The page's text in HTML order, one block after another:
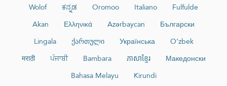
Fulfulde
Italiano
Oromoo
ಕನ್ನಡ
Wolof
Български
Azərbaycan
Ελληνικά
Akan
O‘zbek
Українська
ქართული
Lingala
Македонски
ភាសាខ្មែរ
Bambara
ਪੰਜਾਬੀ
मराठी
Kirundi
Bahasa Melayu